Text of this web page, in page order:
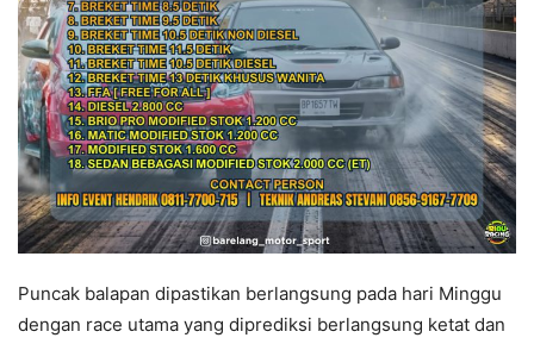
Puncak balapan dipastikan berlangsung pada hari Minggu
dengan race utama yang diprediksi berlangsung ketat dan